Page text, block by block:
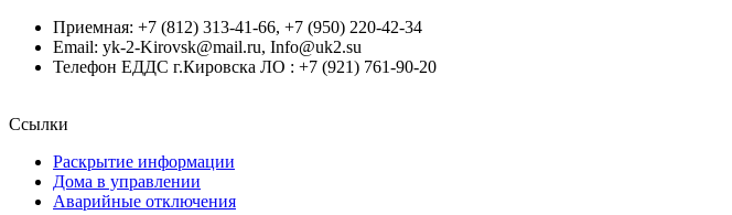
Приемная: +7 (812) 313-41-66, +7 (950) 220-42-34
Email: yk-2-Kirovsk@mail.ru, Info@uk2.su
Телефон ЕДДС г.Кировска ЛО : +7 (921) 761-90-20
Ссылки
Раскрытие информации
Дома в управлении
Аварийные отключения